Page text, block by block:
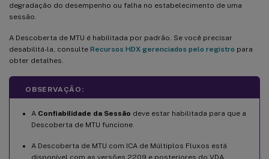
degradação do desempenho ou falha no estabelecimento de uma
sessão.
A Descoberta de MTU é habilitada por padrão. Se você precisar
desabilitá-la, consulte Recursos HDX gerenciados pelo registro para
obter detalhes.
OBSERVAÇÃO:
A Confiabilidade da Sessão deve estar habilitada para que a
Descoberta de MTU funcione.
A Descoberta de MTU com ICA de Múltiplos Fluxos está
disponível com as versões 2209 e posteriores do VDA.